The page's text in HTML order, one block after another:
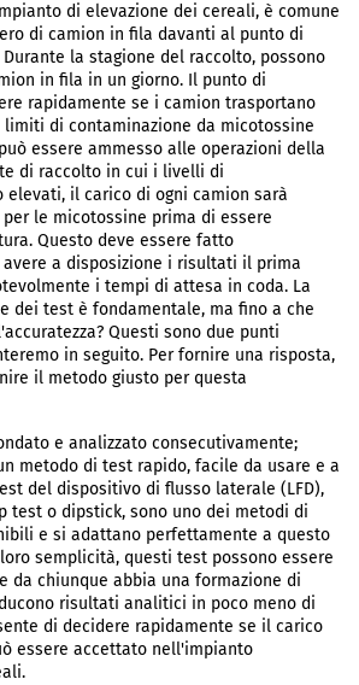
di elevazione dei cereali, è comune
di camion in fila davanti al punto di
la stagione del raccolto, possono
in fila in un giorno. Il punto di
rapidamente se i camion trasportano
di contaminazione da micotossine
essere ammesso alle operazioni della
di raccolto in cui i livelli di
elevati, il carico di ogni camion sarà
le micotossine prima di essere
Questo deve essere fatto
a disposizione i risultati il prima
i tempi di attesa in coda. La
dei test è fondamentale, ma fino a che
Questi sono due punti
in seguito. Per fornire una risposta,
il metodo giusto per questa
e analizzato consecutivamente;
metodo di test rapido, facile da usare e a
del dispositivo di flusso laterale (LFD),
test o dipstick, sono uno dei metodi di
e si adattano perfettamente a questo
semplicità, questi test possono essere
da chiunque abbia una formazione di
risultati analitici in poco meno di
di decidere rapidamente se il carico
essere accettato nell'impianto